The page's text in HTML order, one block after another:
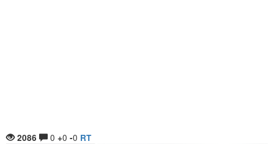
2086 0 +0 -0 RT